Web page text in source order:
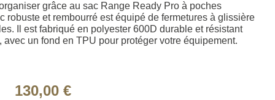
grâce au sac Range Ready Pro à poches
robuste et rembourré est équipé de fermetures à glissière
Il est fabriqué en polyester 600D durable et résistant
avec un fond en TPU pour protéger votre équipement.
130,00 €